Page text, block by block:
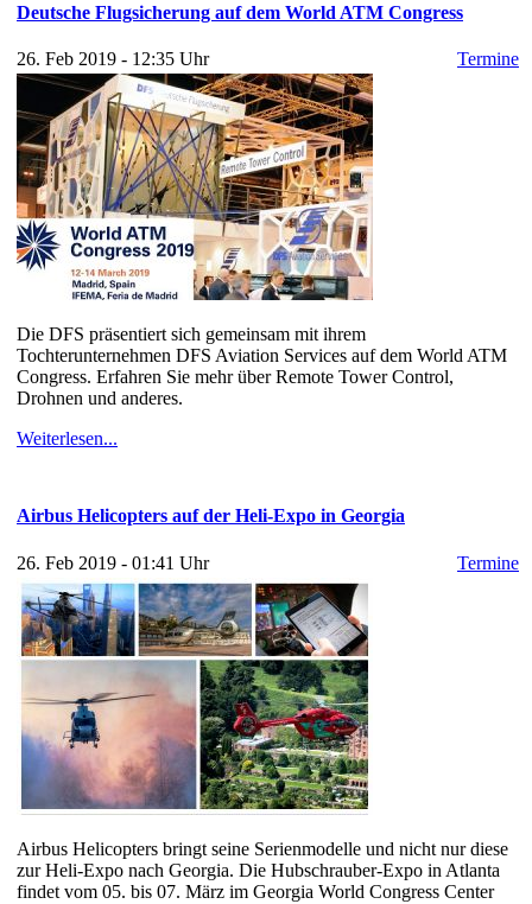
Deutsche Flugsicherung auf dem World ATM Congress
26. Feb 2019 - 12:35 Uhr Termine
Die DFS präsentiert sich gemeinsam mit ihrem
Tochterunternehmen DFS Aviation Services auf dem World ATM
Congress. Erfahren Sie mehr über Remote Tower Control,
Drohnen und anderes.
Weiterlesen...
Airbus Helicopters auf der Heli-Expo in Georgia
26. Feb 2019 - 01:41 Uhr Termine
Airbus Helicopters bringt seine Serienmodelle und nicht nur diese
zur Heli-Expo nach Georgia. Die Hubschrauber-Expo in Atlanta
findet vom 05. bis 07. März im Georgia World Congress Center